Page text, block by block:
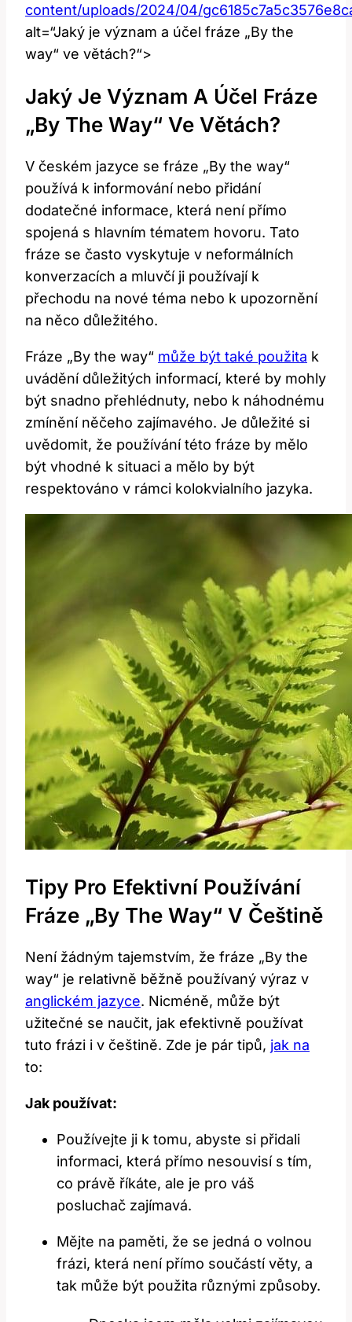
content/uploads/2024/04/
alt=“Jaký je význam a účel fráze „By the
way“ ve větách?“>
Jaký Je Význam A Účel Fráze
„By The Way“ Ve Větách?
V českém jazyce se fráze „By the way“
používá k informování nebo přidání
dodatečné informace, která není přímo
spojená s hlavním tématem hovoru. Tato
fráze se často vyskytuje v neformálních
konverzacích a mluvčí ji používají k
přechodu na nové téma nebo k upozornění
na něco důležitého.
Fráze „By the way“ může být také použita k
uvádění důležitých informací, které by mohly
být snadno přehlédnuty, nebo k náhodnému
zmínění něčeho zajímavého. Je důležité si
uvědomit, že používání této fráze by mělo
být vhodné k situaci a mělo by být
respektováno v rámci kolokvialního jazyka.
Tipy Pro Efektivní Používání
Fráze „By The Way“ V Češtině
Není žádným tajemstvím, že fráze „By the
way“ je relativně běžně používaný výraz v
anglickém jazyce. Nicméně, může být
užitečné se naučit, jak efektivně používat
tuto frázi i v češtině. Zde je pár tipů, jak na
to:
Jak používat:
Používejte ji k tomu, abyste si přidali
informaci, která přímo nesouvisí s tím,
co právě říkáte, ale je pro váš
posluchač zajímavá.
Mějte na paměti, že se jedná o volnou
frázi, která není přímo součástí věty, a
tak může být použita různými způsoby.